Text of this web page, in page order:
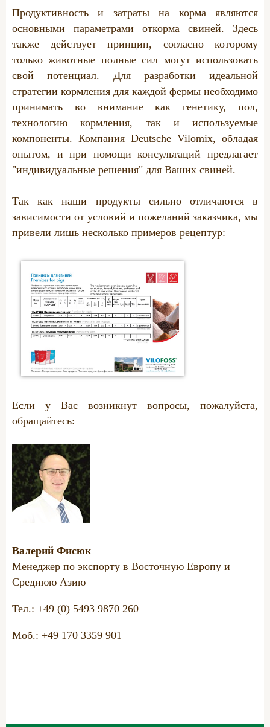
Продуктивность и затраты на корма являются
основными параметрами откорма свиней. Здесь
также действует принцип, согласно которому
только животные полные сил могут использовать
свой потенциал. Для разработки идеальной
стратегии кормления для каждой фермы необходимо
принимать во внимание как генетику, пол,
технологию кормления, так и используемые
компоненты. Компания Deutsche Vilomix, обладая
опытом, и при помощи консультаций предлагает
"индивидуальные решения" для Ваших свиней.
Так как наши продукты сильно отличаются в
зависимости от условий и пожеланий заказчика, мы
привели лишь несколько примеров рецептур:
Если у Вас возникнут вопросы, пожалуйста,
обращайтесь:
Валерий Фисюк
Менеджер по экспорту в Восточную Европу и
Среднюю Азию
Тел.: +49 (0) 5493 9870 260
Моб.: +49 170 3359 901